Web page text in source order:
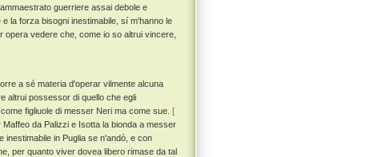
guerriere assai debole e
la forza bisogni inestimabile, sí m'hanno le
vedere che, come io so altrui vincere,
a sé materia d'operar vilmente alcuna
altrui possessor di quello che egli
figliuole di messer Neri ma come sue. [
da Palizzi e Isotta la bionda a messer
inestimabile in Puglia se n'andò, e con
per quanto viver dovea libero rimase da tal